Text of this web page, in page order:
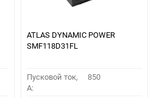
ATLAS DYNAMIC POWER
SMF118D31FL
Пусковой ток,
A:
850